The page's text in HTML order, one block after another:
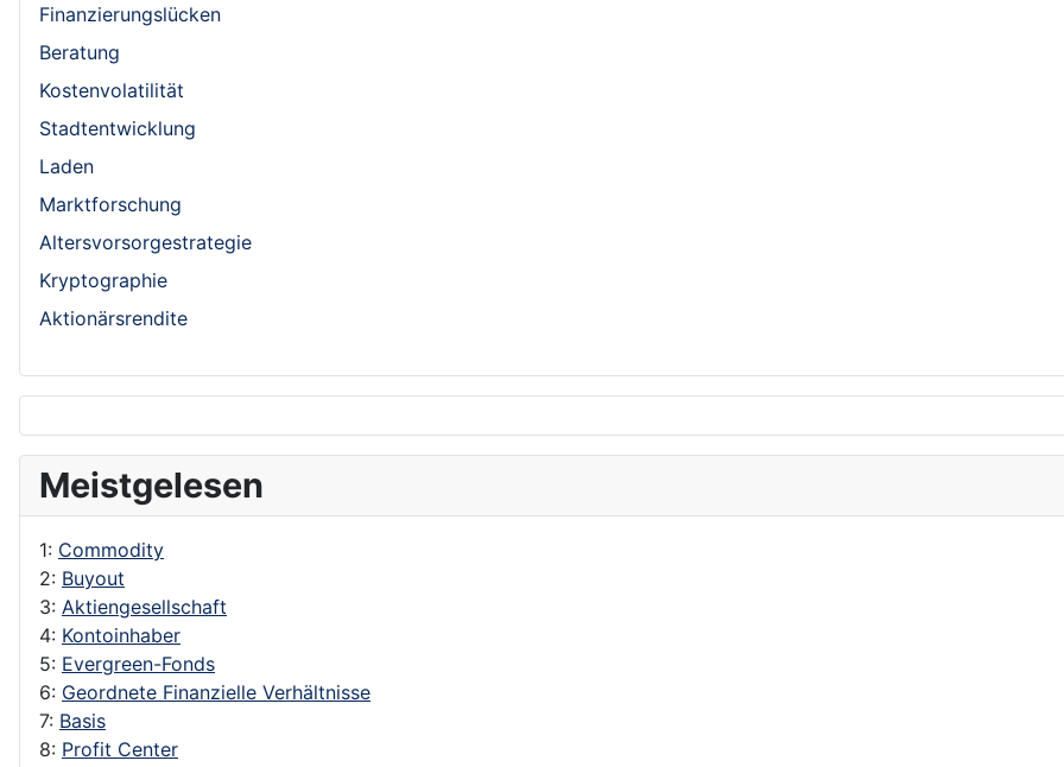
Finanzierungslücken
Beratung
Kostenvolatilität
Stadtentwicklung
Laden
Marktforschung
Altersvorsorgestrategie
Kryptographie
Aktionärsrendite
Meistgelesen
1: Commodity
2: Buyout
3: Aktiengesellschaft
4: Kontoinhaber
5: Evergreen-Fonds
6: Geordnete Finanzielle Verhältnisse
7: Basis
8: Profit Center